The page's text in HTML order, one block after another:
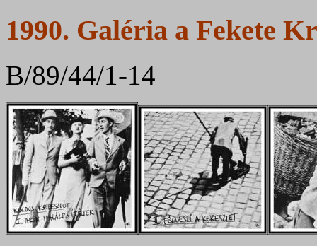
1990. Galéria a Fekete
B/89/44/1-14